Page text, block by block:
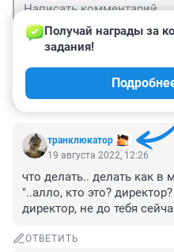
транклюкатор
Получай награды за
задания!
19 августа 2022, 12:26
что делать.. делать как в
"..алло, кто это?
директор, не до тебя
ОТВЕТИТЬ